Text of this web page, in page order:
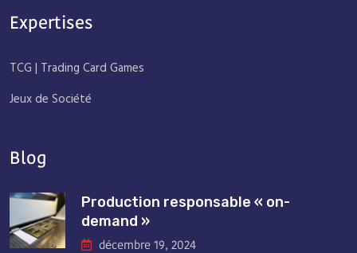
Expertises
TCG | Trading Card Games
Jeux de Société
Blog
Production responsable « on-
demand »
décembre 19, 2024